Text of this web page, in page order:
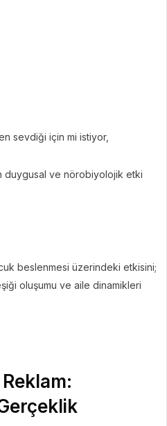
sevdiği için mi istiyor,
duygusal ve nörobiyolojik etki
beslenmesi üzerindeki etkisini;
oluşumu ve aile dinamikleri